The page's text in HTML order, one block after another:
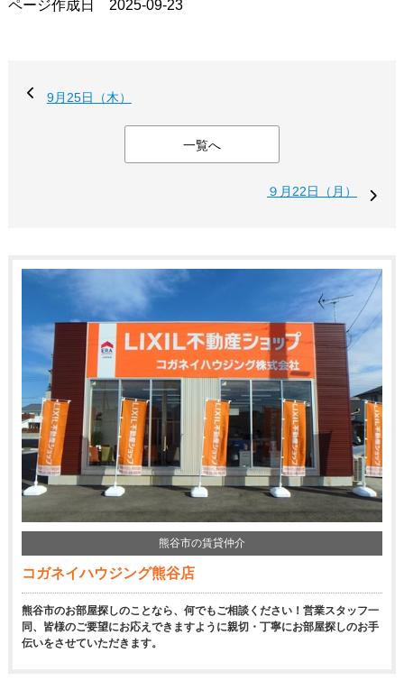
ページ作成日 2025-09-23
9月25日（木）
一覧へ
９月22日（月）
熊谷市の賃貸仲介
コガネイハウジング熊谷店
熊谷市のお部屋探しのことなら、何でもご相談ください！営業スタッフ一
同、皆様のご要望にお応えできますように親切・丁寧にお部屋探しのお手
伝いをさせていただきます。